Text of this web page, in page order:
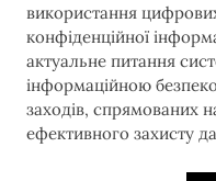
використання
конфіденційної
актуальне питання
інформаційною
заходів, спрямованих
ефективного захисту